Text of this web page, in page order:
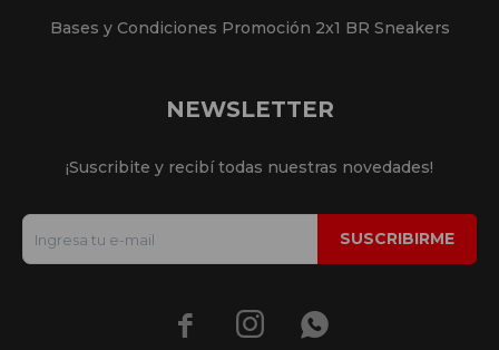
Bases y Condiciones Promoción 2x1 BR Sneakers
NEWSLETTER
¡Suscribite y recibí todas nuestras novedades!
SUSCRIBIRME
  